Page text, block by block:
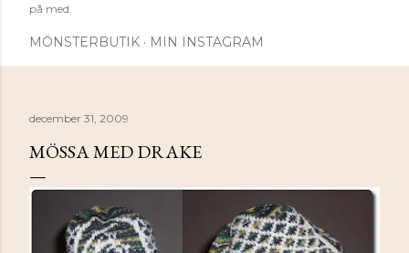
på med.
MÖNSTERBUTIK MIN INSTAGRAM
december 31, 2009
MÖSSA MED DRAKE